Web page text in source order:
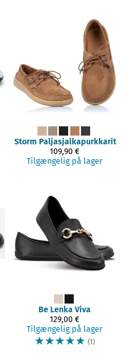
Storm Paljasjalkapurkkarit
109,90 €
Tilgængelig på lager
Be Lenka Viva
129,00 €
Tilgængelig på lager
☆☆☆☆☆ (1)